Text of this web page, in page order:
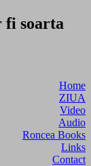
fi soarta
Home
ZIUA
Video
Audio
Roncea Books
Links
Contact